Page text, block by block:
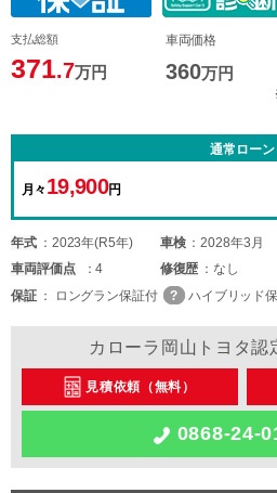
支払総額
371.7万円
車両価格
360万円
通常ローン
月々 19,900円
年式 2023年(R5年) 車検 2028年3月
車両評価点 4 修復歴 なし
保証
ロングラン保証付 ハイブリッド
カローラ岡山トヨタ認
見積依頼（無料）
0868-24-